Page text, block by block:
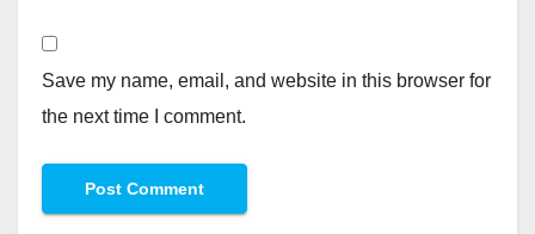
Save my name, email, and website in this browser for
the next time I comment.